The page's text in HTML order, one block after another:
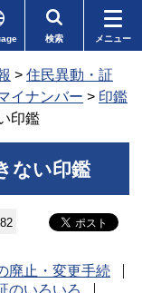
検索 メニュー
> 住民異動・証
イナンバー > 印鑑
印鑑
ない印鑑
廃止・変更手続
のいろいろ